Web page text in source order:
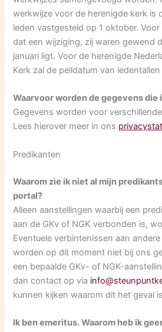
werkwijze voor de herenigde kerk is
leden vastgesteld op 1 oktober.
dat een wijziging, zij waren gewend
januari ligt. Voor de herenigde
Kerk zal de peildatum van
Waarvoor worden de gegevens
Gegevens worden voor
Lees hierover meer in ons
Predikanten
Waarom zie ik niet al mijn
portal?
Alleen aanstellingen waarbij een
aan de GKv of NGK verbonden is,
Eventuele verbintenissen aan
worden op dit moment niet bij ons
een bepaalde GKv- of NGK-
dan contact op via
kunnen kijken waarom dit het geval
Ik ben emeritus. Waarom heb ik